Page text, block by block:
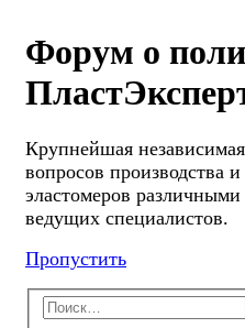
Форум о
Крупнейшая
вопросов производства
эластомеров
ведущих специалистов.
Пропустить